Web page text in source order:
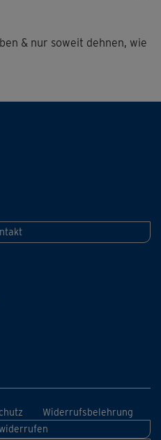
mitmachen und in die
anfühlt. Im besten Fall
Kurs ein.
& nur soweit dehnen, wie
Widerrufsbelehrung